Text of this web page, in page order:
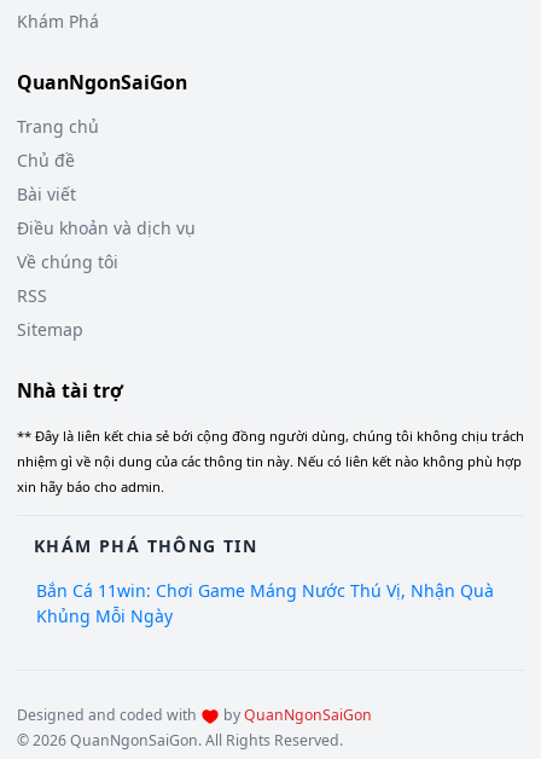
Khám Phá
QuanNgonSaiGon
Trang chủ
Chủ đề
Bài viết
Điều khoản và dịch vụ
Về chúng tôi
RSS
Sitemap
Nhà tài trợ
** Đây là liên kết chia sẻ bới cộng đồng người dùng, chúng tôi không chịu trách
nhiệm gì về nội dung của các thông tin này. Nếu có liên kết nào không phù hợp
xin hãy báo cho admin.
KHÁM PHÁ THÔNG TIN
Bắn Cá 11win: Chơi Game Máng Nước Thú Vị, Nhận Quà
Khủng Mỗi Ngày
Designed and coded with byQuanNgonSaiGon
© 2026 QuanNgonSaiGon. All Rights Reserved.